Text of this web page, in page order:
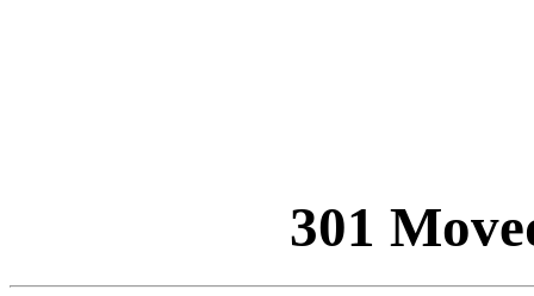
301